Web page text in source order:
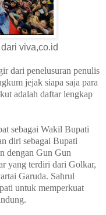
viva,co.id
dari penelusuran penulis
jejak siapa saja para
adalah daftar lengkap
sebagai Wakil Bupati
diri sebagai Bupati
dengan Gun Gun
yang terdiri dari Golkar,
Garuda. Sahrul
untuk memperkuat